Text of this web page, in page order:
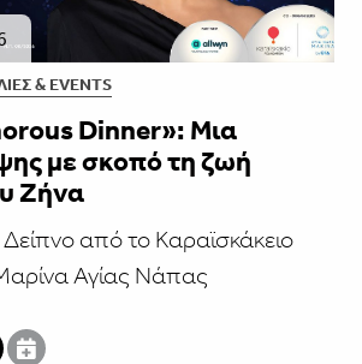
& EVENTS
Dinner»: Μια
με σκοπό τη ζωή
Ζήνα
από το Καραϊσκάκειο
Αγίας Νάπας